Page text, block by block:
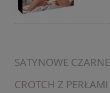
SATYNOWE
CROTCH Z PERŁAMI